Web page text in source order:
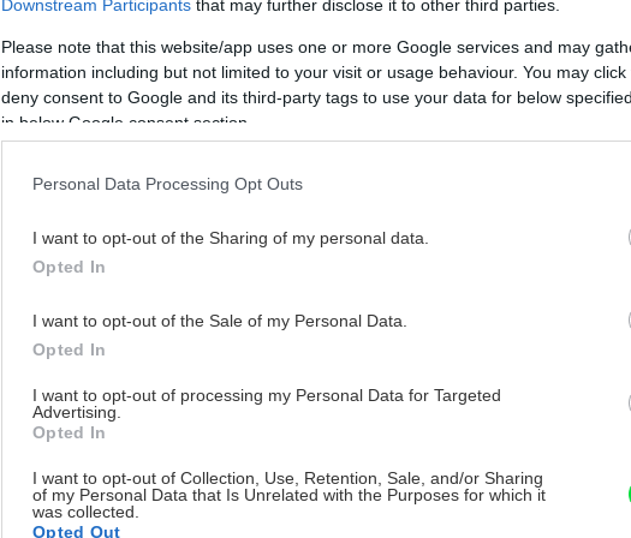
Downstream Participants that may further disclose it to other third parties.
Please note that this website/app uses one or more Google services and may
information including but not limited to your visit or usage behaviour. You may
deny consent to Google and its third-party tags to use your data for below
in below Google consent section.
Personal Data Processing Opt Outs
I want to opt-out of the Sharing of my personal data.
Opted In
I want to opt-out of the Sale of my Personal Data.
Opted In
I want to opt-out of processing my Personal Data for Targeted
Advertising.
Opted In
I want to opt-out of Collection, Use, Retention, Sale, and/or Sharing
of my Personal Data that Is Unrelated with the Purposes for which it
was collected.
Opted Out